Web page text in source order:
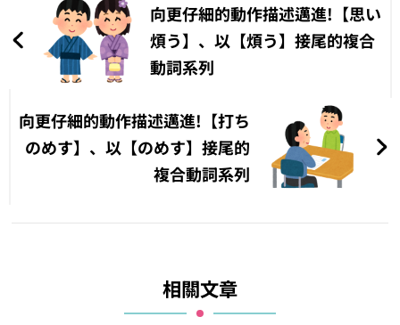
導
向更仔細的動作描述邁進!【思い
煩う】、以【煩う】接尾的複合
動詞系列
向更仔細的動作描述邁進!【打ち
のめす】、以【のめす】接尾的
複合動詞系列
相關文章